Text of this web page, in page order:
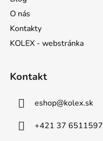
O nás
Kontakty
KOLEX - webstránka
Kontakt
eshop@kolex.sk
+421 37 6511597